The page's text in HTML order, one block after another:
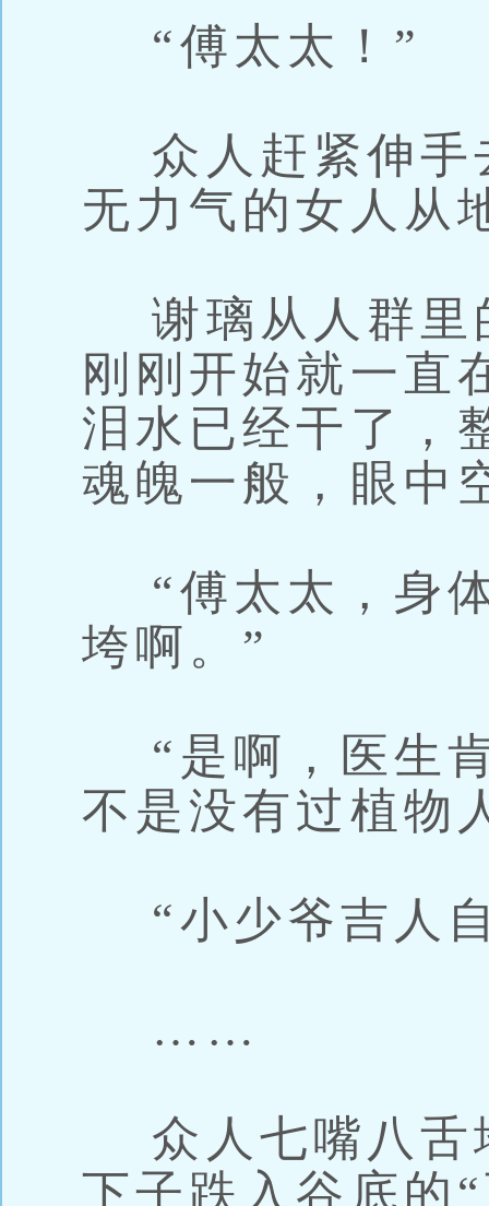
“傅太太！”
众人赶紧伸手
无力气的女人从
谢璃从人群里
刚刚开始就一直
泪水已经干了，
魂魄一般，眼中
“傅太太，身
垮啊。”
“是啊，医生
不是没有过植物
“小少爷吉人
……
众人七嘴八舌
下子跌入谷底的